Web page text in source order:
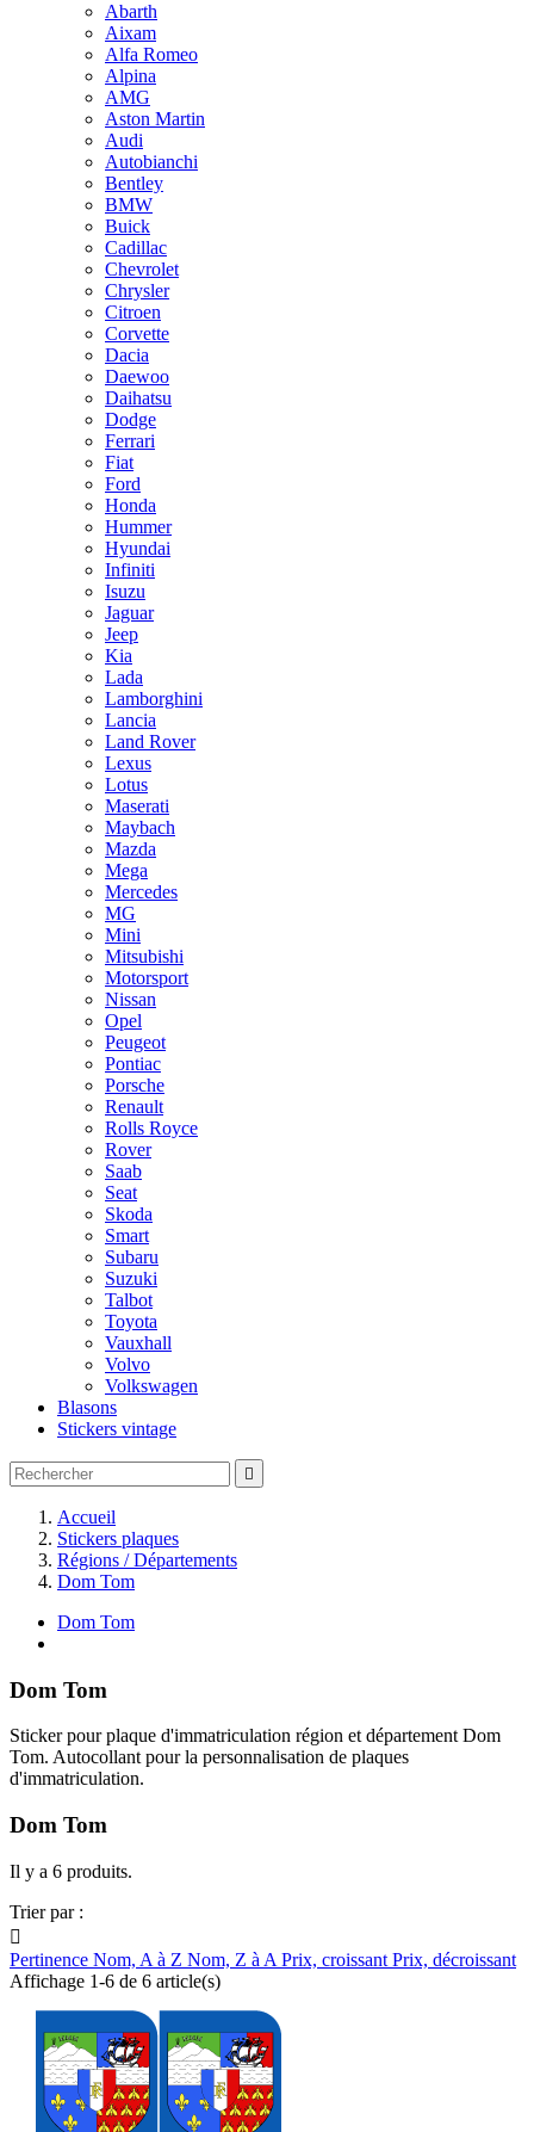
Abarth
Aixam
Alfa Romeo
Alpina
AMG
Aston Martin
Audi
Autobianchi
Bentley
BMW
Buick
Cadillac
Chevrolet
Chrysler
Citroen
Corvette
Dacia
Daewoo
Daihatsu
Dodge
Ferrari
Fiat
Ford
Honda
Hummer
Hyundai
Infiniti
Isuzu
Jaguar
Jeep
Kia
Lada
Lamborghini
Lancia
Land Rover
Lexus
Lotus
Maserati
Maybach
Mazda
Mega
Mercedes
MG
Mini
Mitsubishi
Motorsport
Nissan
Opel
Peugeot
Pontiac
Porsche
Renault
Rolls Royce
Rover
Saab
Seat
Skoda
Smart
Subaru
Suzuki
Talbot
Toyota
Vauxhall
Volvo
Volkswagen
Blasons
Stickers vintage

Accueil
Stickers plaques
Régions / Départements
Dom Tom
Dom Tom
Dom Tom
Sticker pour plaque d'immatriculation région et département Dom
Tom. Autocollant pour la personnalisation de plaques
d'immatriculation.
Dom Tom
Il y a 6 produits.
Trier par :

Pertinence Nom, A à Z Nom, Z à A Prix, croissant Prix, décroissant
Affichage 1-6 de 6 article(s)